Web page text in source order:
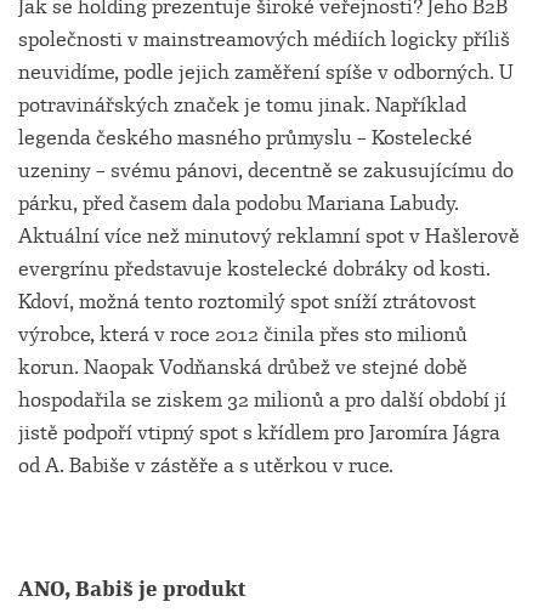
Jak se holding prezentuje široké veřejnosti? Jeho B2B
společnosti v mainstreamových médiích logicky příliš
neuvidíme, podle jejich zaměření spíše v odborných. U
potravinářských značek je tomu jinak. Například
legenda českého masného průmyslu – Kostelecké
uzeniny – svému pánovi, decentně se zakusujícímu do
párku, před časem dala podobu Mariana Labudy.
Aktuální více než minutový reklamní spot v Hašlerově
evergrínu představuje kostelecké dobráky od kosti.
Kdoví, možná tento roztomilý spot sníží ztrátovost
výrobce, která v roce 2012 činila přes sto milionů
korun. Naopak Vodňanská drůbež ve stejné době
hospodařila se ziskem 32 milionů a pro další období jí
jistě podpoří vtipný spot s křídlem pro Jaromíra Jágra
od A. Babiše v zástěře a s utěrkou v ruce.
ANO, Babiš je produkt